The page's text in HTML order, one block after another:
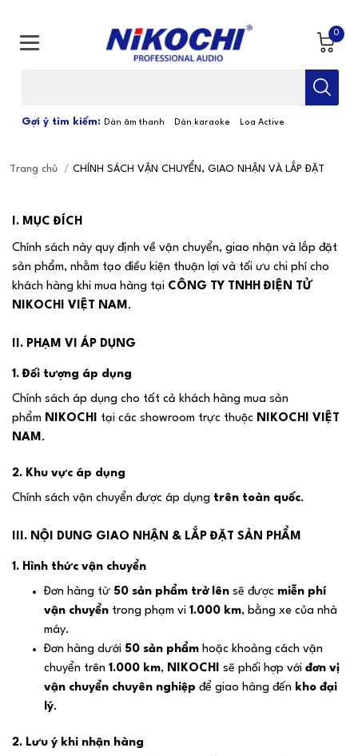
Gợi ý tìm kiếm: Dàn âm thanh Dàn karaoke Loa Active
0
Trang chủ / CHÍNH SÁCH VẬN CHUYỂN, GIAO NHẬN VÀ LẮP ĐẶT
I. MỤC ĐÍCH
Chính sách này quy định về vận chuyển, giao nhận và lắp đặt
sản phẩm, nhằm tạo điều kiện thuận lợi và tối ưu chi phí cho
khách hàng khi mua hàng tại CÔNG TY TNHH ĐIỆN TỬ
NIKOCHI VIỆT NAM .
II. PHẠM VI ÁP DỤNG
1. Đối tượng áp dụng
Chính sách áp dụng cho tất cả khách hàng mua sản
phẩm NIKOCHI tại các showroom trực thuộc NIKOCHI VIỆT
NAM .
2. Khu vực áp dụng
Chính sách vận chuyển được áp dụng trên toàn quốc.
III. NỘI DUNG GIAO NHẬN & LẮP ĐẶT SẢN PHẨM
1. Hình thức vận chuyển
Đơn hàng từ 50 sản phẩm trở lên sẽ được miễn phí
vận chuyển trong phạm vi 1.000 km, bằng xe của nhà
máy.
Đơn hàng dưới 50 sản phẩm hoặc khoảng cách vận
chuyển trên 1.000 km, NIKOCHI sẽ phối hợp với đơn vị
vận chuyển chuyên nghiệp để giao hàng đến kho đại
lý.
2. Lưu ý khi nhận hàng